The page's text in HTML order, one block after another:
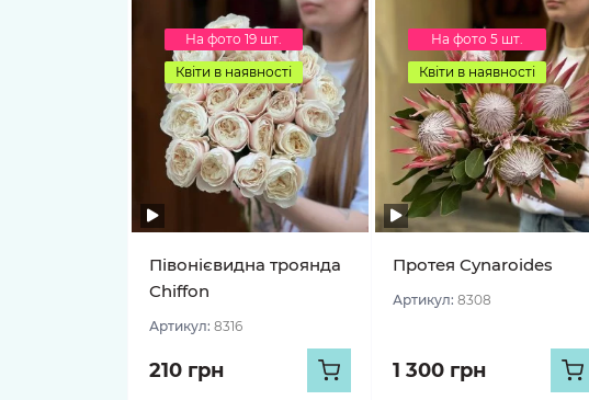
На фото 19 шт.
Квіти в наявності
Півонієвидна троянда
Chiffon
Артикул: 8316
210 грн
На фото 5 шт.
Квіти в наявності
Протея Cynaroides
Артикул: 8308
1 300 грн